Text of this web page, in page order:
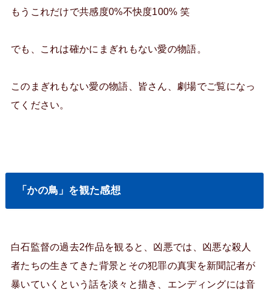
もうこれだけで共感度0%不快度100% 笑
でも、これは確かにまぎれもない愛の物語。
このまぎれもない愛の物語、皆さん、劇場でご覧になっ
てください。
「かの鳥」を観た感想
白石監督の過去2作品を観ると、凶悪では、凶悪な殺人
者たちの生きてきた背景とその犯罪の真実を新聞記者が
暴いていくという話を淡々と描き、エンディングには音